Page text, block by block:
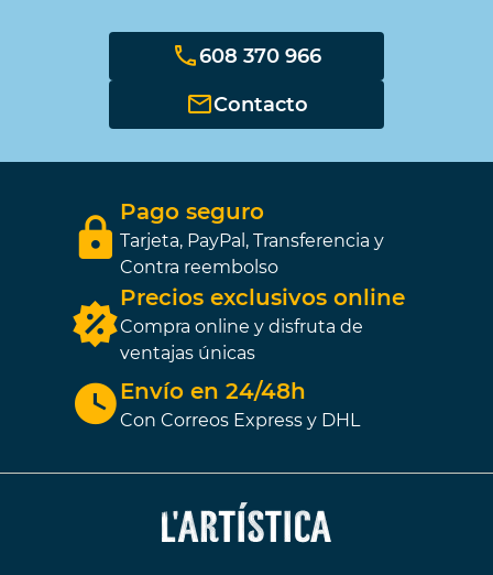
608 370 966
Contacto
Pago seguro
Tarjeta, PayPal, Transferencia y
Contra reembolso
Precios exclusivos online
Compra online y disfruta de
ventajas únicas
Envío en 24/48h
Con Correos Express y DHL